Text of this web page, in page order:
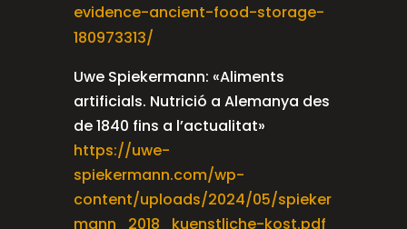
evidence-ancient-food-storage-
180973313/
Uwe Spiekermann: «Aliments
artificials. Nutrició a Alemanya des
de 1840 fins a l’actualitat»
https://uwe-
spiekermann.com/wp-
content/uploads/2024/05/spieker
mann_2018_kuenstliche-kost.pdf